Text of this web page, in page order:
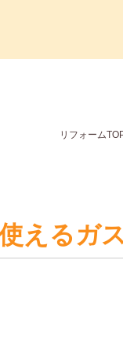
リフォーム
えるガ